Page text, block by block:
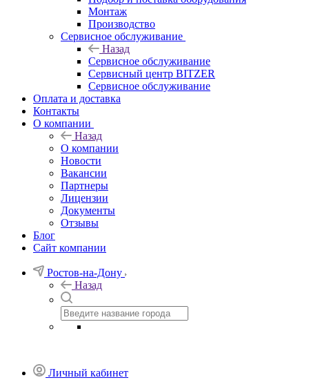
Монтаж
Производство
Сервисное обслуживание
Назад
Сервисное обслуживание
Сервисный центр BITZER
Сервисное обслуживание
Оплата и доставка
Контакты
О компании
Назад
О компании
Новости
Вакансии
Партнеры
Лицензии
Документы
Отзывы
Блог
Сайт компании
Ростов-на-Дону
Назад
Личный кабинет